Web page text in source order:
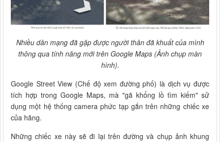
Nhiều dân mạng đã gặp được người thân đã khuất của mình
thông qua tính năng mới trên Google Maps (Ảnh chụp màn
hình).
Google Street View (Chế độ xem đường phố) là dịch vụ được
tích hợp trong Google Maps, mà "gã khổng lồ tìm kiếm" sử
dụng một hệ thống camera phức tạp gắn trên những chiếc xe
của hãng.
Những chiếc xe này sẽ đi lại trên đường và chụp ảnh khung